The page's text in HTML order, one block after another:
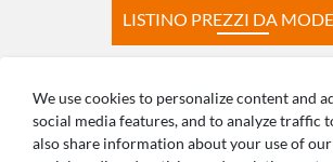
LISTINO PREZZI DA
We use cookies to personalize content and
social media features, and to analyze traffic
also share information about your use of